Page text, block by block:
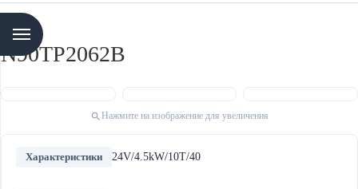
N90TP2062B
Нажмите на изображение для увеличения
Характеристики 24V/4.5kW/10T/40